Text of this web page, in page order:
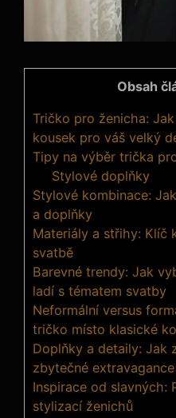
Obsah
Tričko pro ženicha:
kousek pro váš velký
Tipy na výběr trička
Stylové doplňky
Stylové kombinace:
a doplňky
Materiály a střihy: Klíč
svatbě
Barevné trendy: Jak
ladí s tématem svatby
Neformální versus
tričko místo klasické
Doplňky a detaily: Jak
zbytečné extravagance
Inspirace od slavných:
stylizací ženichů